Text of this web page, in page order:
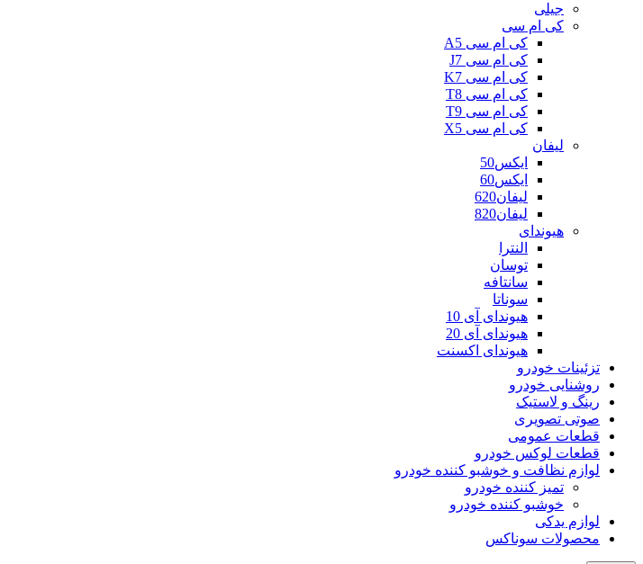
جیلی
کی ام سی
کی ام سی A5
کی ام سی J7
کی ام سی K7
کی ام سی T8
کی ام سی T9
کی ام سی X5
لیفان
ایکس50
ایکس60
لیفان620
لیفان820
هیوندای
النترا
توسان
سانتافه
سوناتا
هیوندای آی 10
هیوندای آی 20
هیوندای اکسنت
تزئینات خودرو
روشنایی خودرو
رینگ و لاستیک
صوتی تصویری
قطعات عمومی
قطعات لوکس خودرو
لوازم نظافت و خوشبو کننده خودرو
تمیز کننده خودرو
خوشبو کننده خودرو
لوازم یدکی
محصولات سوناکس